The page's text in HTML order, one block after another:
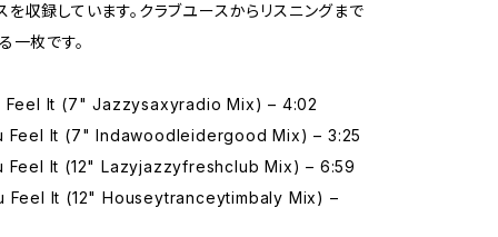
を収録しています。クラブユースからリスニングまで
一枚です。
Feel It (7" Jazzysaxyradio Mix) – 4:02
Feel It (7" Indawoodleidergood Mix) – 3:25
Feel It (12" Lazyjazzyfreshclub Mix) – 6:59
Feel It (12" Houseytranceytimbaly Mix) –